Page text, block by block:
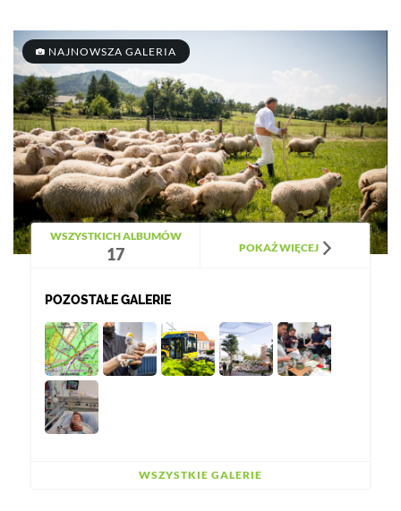
NAJNOWSZA GALERIA
WSZYSTKICH ALBUMÓW
17 POKAŻ WIĘCEJ
POZOSTAŁE GALERIE
WSZYSTKIE GALERIE